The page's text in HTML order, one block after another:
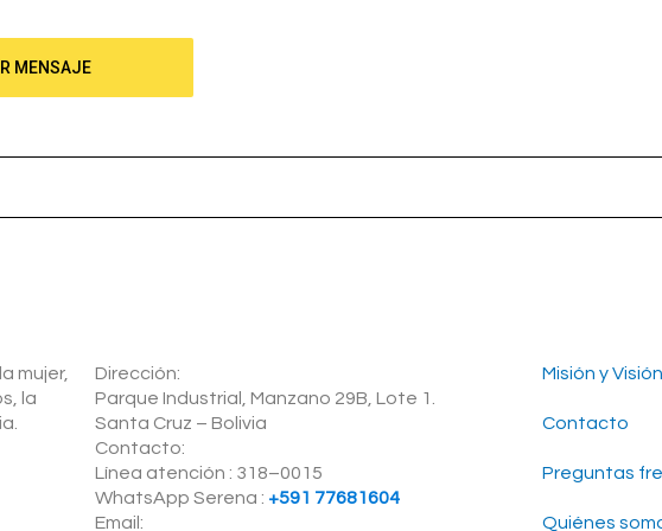
MENSAJE
mujer,
la
Dirección:
Parque Industrial, Manzano 29B, Lote 1.
Santa Cruz – Bolivia
Contacto:
Línea atención : 318–0015
WhatsApp Serena : +591 77681604
Email:
Misión y Visión
Contacto
Preguntas
Quiénes